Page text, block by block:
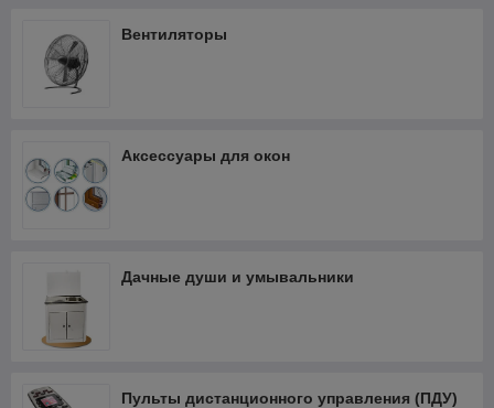
Вентиляторы
Аксессуары для окон
Дачные души и умывальники
Пульты дистанционного управления (ПДУ)